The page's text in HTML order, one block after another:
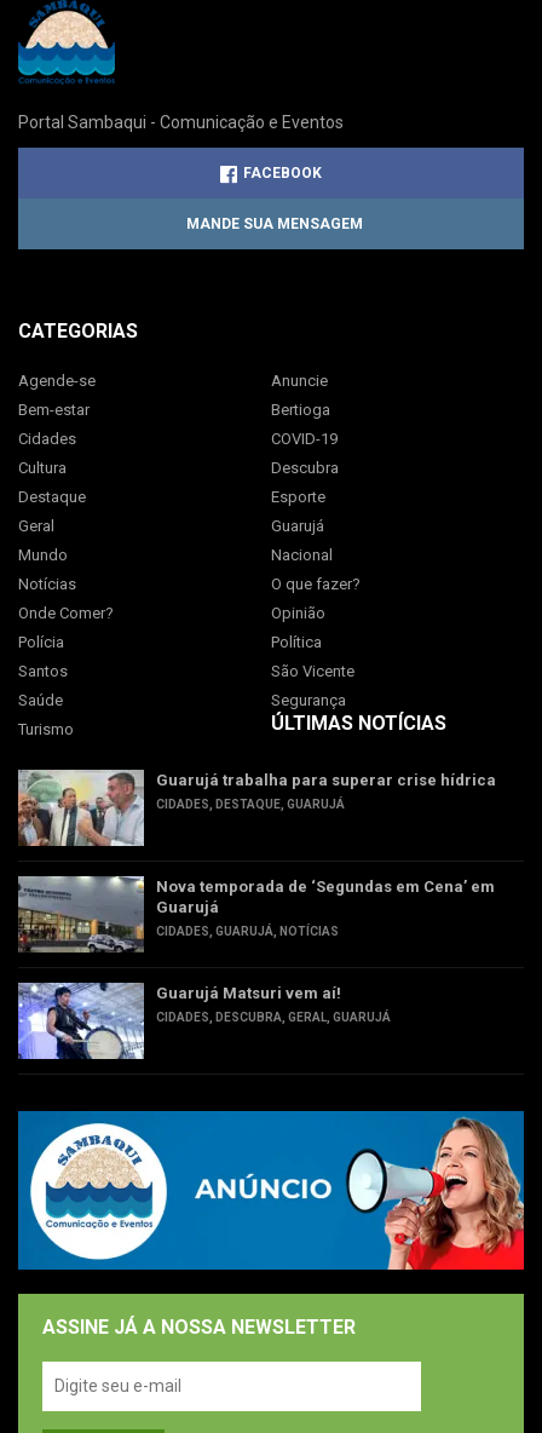
Portal Sambaqui - Comunicação e Eventos
FACEBOOK
MANDE SUA MENSAGEM
CATEGORIAS
Agende-se
Anuncie
Bem-estar
Bertioga
Cidades
COVID-19
Cultura
Descubra
Destaque
Esporte
Geral
Guarujá
Mundo
Nacional
Notícias
O que fazer?
Onde Comer?
Opinião
Polícia
Política
Santos
São Vicente
Saúde
Segurança
Turismo
ÚLTIMAS NOTÍCIAS
Guarujá trabalha para superar crise hídrica
CIDADES DESTAQUE GUARUJÁ
Nova temporada de ‘Segundas em Cena’ em
Guarujá
CIDADES GUARUJÁ NOTÍCIAS
Guarujá Matsuri vem aí!
CIDADES DESCUBRA GERAL GUARUJÁ
ASSINE JÁ A NOSSA NEWSLETTER